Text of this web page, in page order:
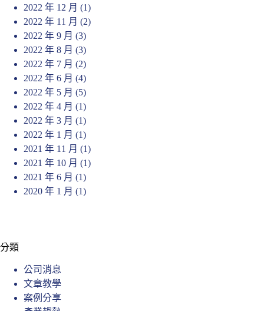
2022 年 12 月 (1)
2022 年 11 月 (2)
2022 年 9 月 (3)
2022 年 8 月 (3)
2022 年 7 月 (2)
2022 年 6 月 (4)
2022 年 5 月 (5)
2022 年 4 月 (1)
2022 年 3 月 (1)
2022 年 1 月 (1)
2021 年 11 月 (1)
2021 年 10 月 (1)
2021 年 6 月 (1)
2020 年 1 月 (1)
分類
公司消息
文章教學
案例分享